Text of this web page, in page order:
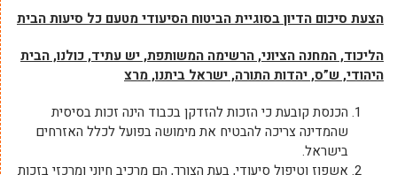
הצעת סיכום הדיון בסוגיית הביטוח הסיעודי מטעם כל סיעות הבית
הליכוד, המחנה הציוני, הרשימה המשותפת, יש עתיד, כולנו, הבית
היהודי, ש”ס, יהדות התורה, ישראל ביתנו, מרצ
הכנסת קובעת כי הזכות להזדקן בכבוד הינה זכות בסיסית
שהמדינה צריכה להבטיח את מימושה בפועל לכלל האזרחים
בישראל.
אשפוז וטיפול סיעודי, בעת הצורך, הם מרכיב חיוני ומרכזי בזכות